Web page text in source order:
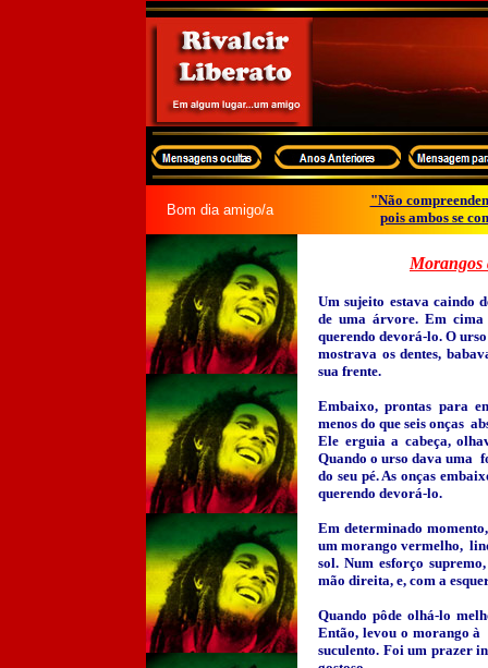
Bom dia amigo/a
"Não
pois ambos se
Morangos
Um sujeito estava caindo
de uma árvore. Em
querendo devorá-lo. O
mostrava os dentes,
sua frente.
Embaixo, prontas para
menos do que seis onças
Ele erguia a cabeça,
Quando o urso dava uma
do seu pé. As onças
querendo devorá-lo.
Em determinado
um morango vermelho,
sol. Num esforço
mão direita, e, com a
Quando pôde olhá-lo
Então, levou o morango à
suculento. Foi um prazer